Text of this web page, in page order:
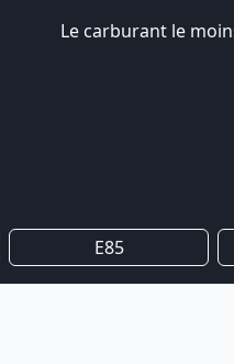
Le carburant le
E85